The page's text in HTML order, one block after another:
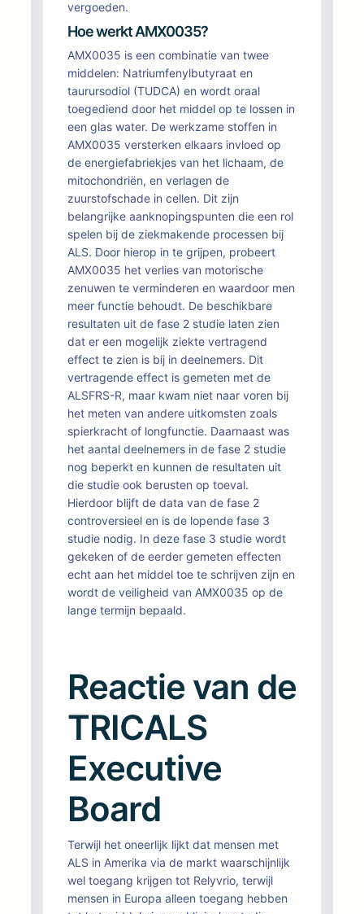
vergoeden.
Hoe werkt AMX0035?
AMX0035 is een combinatie van twee
middelen: Natriumfenylbutyraat en
taurursodiol (TUDCA) en wordt oraal
toegediend door het middel op te lossen in
een glas water. De werkzame stoffen in
AMX0035 versterken elkaars invloed op
de energiefabriekjes van het lichaam, de
mitochondriën, en verlagen de
zuurstofschade in cellen. Dit zijn
belangrijke aanknopingspunten die een rol
spelen bij de ziekmakende processen bij
ALS. Door hierop in te grijpen, probeert
AMX0035 het verlies van motorische
zenuwen te verminderen en waardoor men
meer functie behoudt. De beschikbare
resultaten uit de fase 2 studie laten zien
dat er een mogelijk ziekte vertragend
effect te zien is bij in deelnemers. Dit
vertragende effect is gemeten met de
ALSFRS-R, maar kwam niet naar voren bij
het meten van andere uitkomsten zoals
spierkracht of longfunctie. Daarnaast was
het aantal deelnemers in de fase 2 studie
nog beperkt en kunnen de resultaten uit
die studie ook berusten op toeval.
Hierdoor blijft de data van de fase 2
controversieel en is de lopende fase 3
studie nodig. In deze fase 3 studie wordt
gekeken of de eerder gemeten effecten
echt aan het middel toe te schrijven zijn en
wordt de veiligheid van AMX0035 op de
lange termijn bepaald.
Reactie van de
TRICALS
Executive
Board
Terwijl het oneerlijk lijkt dat mensen met
ALS in Amerika via de markt waarschijnlijk
wel toegang krijgen tot Relyvrio, terwijl
mensen in Europa alleen toegang hebben